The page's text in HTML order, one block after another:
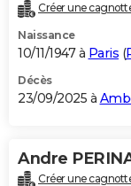
Destinations
City break
Voyage nature
Voyage de noces
Forum
Climat
+PHOTO
GUIDES D'ACHAT
BONS PLANS
Carte de Noël
Carte Bonne année
Carte Saint-Valentin
Carte Pâques
Carte d'anniversaire
DICTIONNAIRE
Créer une
Naissance
10/11/1947 à Paris (
Décès
23/09/2025 à
Andre
Créer une